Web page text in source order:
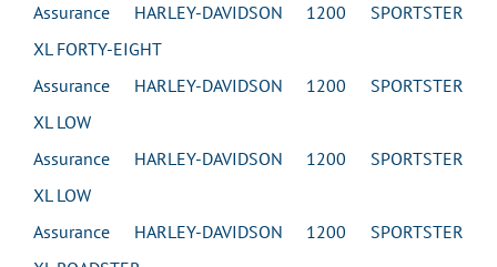
Assurance HARLEY-DAVIDSON 1200 SPORTSTER
XL FORTY-EIGHT
Assurance HARLEY-DAVIDSON 1200 SPORTSTER
XL LOW
Assurance HARLEY-DAVIDSON 1200 SPORTSTER
XL LOW
Assurance HARLEY-DAVIDSON 1200 SPORTSTER